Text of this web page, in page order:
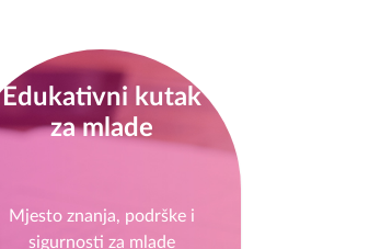
Edukativni kutak
za mlade
Mjesto znanja, podrške i
sigurnosti za mlade